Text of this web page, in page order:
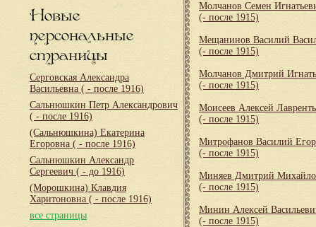
Новые
персональные
страницы
Серговская Александра
Васильевна ( - после 1916)
Сальнюшкин Петр Александрович
( - после 1916)
(Сальнюшкина) Екатерина
Егоровна ( - после 1916)
Сальнюшкин Александр
Сергеевич ( - до 1916)
(Морошкина) Клавдия
Харитоновна ( - после 1916)
все страницы
Молчанов Семен
(- после 1915)
Мещанинов Василий
(- после 1915)
Молчанов Дмитрий
(- после 1915)
Моисеев Алексей
(- после 1915)
Митрофанов Василий
(- после 1915)
Миняев Дмитрий
(- после 1915)
Минин Алексей
(- после 1915)